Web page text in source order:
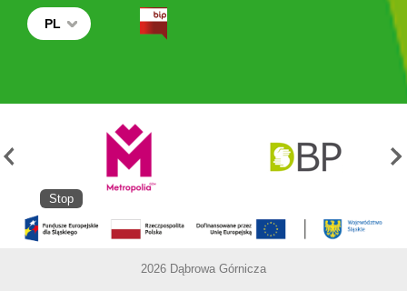
PL
Stop
2026 Dąbrowa Górnicza